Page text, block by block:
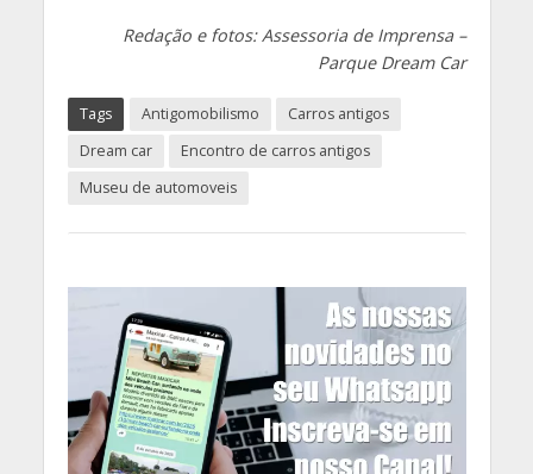
Redação e fotos: Assessoria de Imprensa –
Parque Dream Car
Tags Antigomobilismo
Carros antigos
Dream car
Encontro de carros antigos
Museu de automoveis